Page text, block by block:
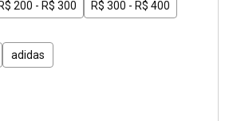
200 - R$ 300 R$ 300 - R$ 400
adidas